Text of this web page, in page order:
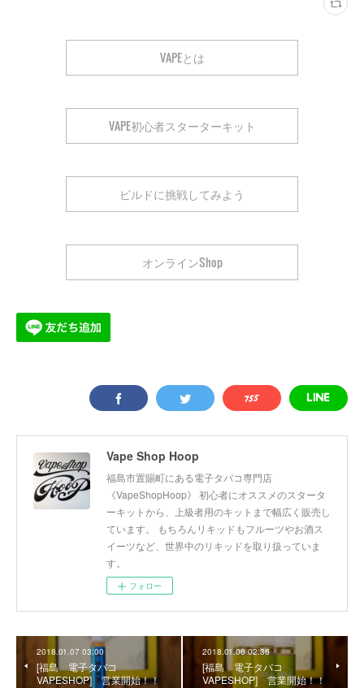
VAPEとは
VAPE初心者スターターキット
ビルドに挑戦してみよう
オンラインShop
Vape Shop Hoop
福島市置賜町にある電子タバコ専門店
《VapeShopHoop》 初心者にオススメのスタータ
ーキットから、上級者用のキットまで幅広く販売し
ています。 もちろんリキッドもフルーツやお酒ス
イーツなど、世界中のリキッドを取り扱っていま
す。
フォロー
2018.01.07 03:00
[福島 電子タバコ
VAPESHOP] 営業開始！！
2018.01.06 02:36
[福島 電子タバコ
VAPESHOP] 営業開始！！